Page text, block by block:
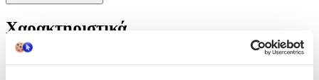
Χαρακτηριστικά